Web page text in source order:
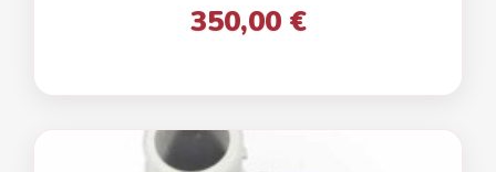
350,00 €